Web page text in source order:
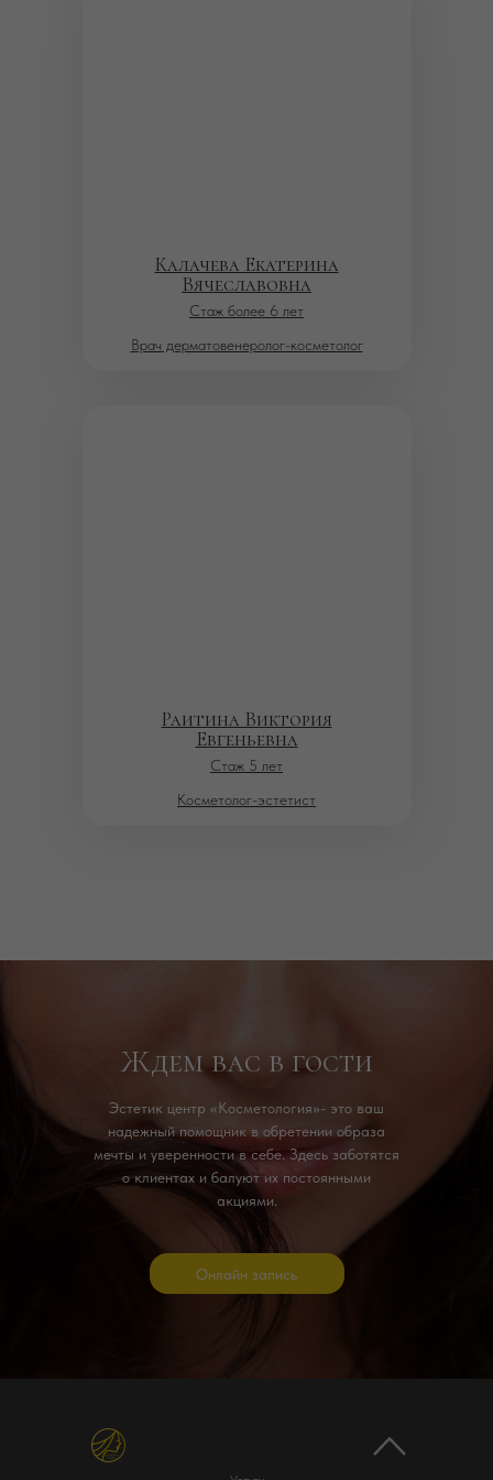
Стаж более 6 лет
Калачева Екатерина
Вячеславовна
Врач дерматовенеролог-косметолог
Стаж 5 лет
Раитина Виктория
Евгеньевна
Косметолог-эстетист
Ждем вас в гости
Эстетик центр «Косметология»- это ваш
надежный помощник в обретении образа
мечты и уверенности в себе. Здесь заботятся
о клиентах и балуют их постоянными
акциями.
Онлайн запись